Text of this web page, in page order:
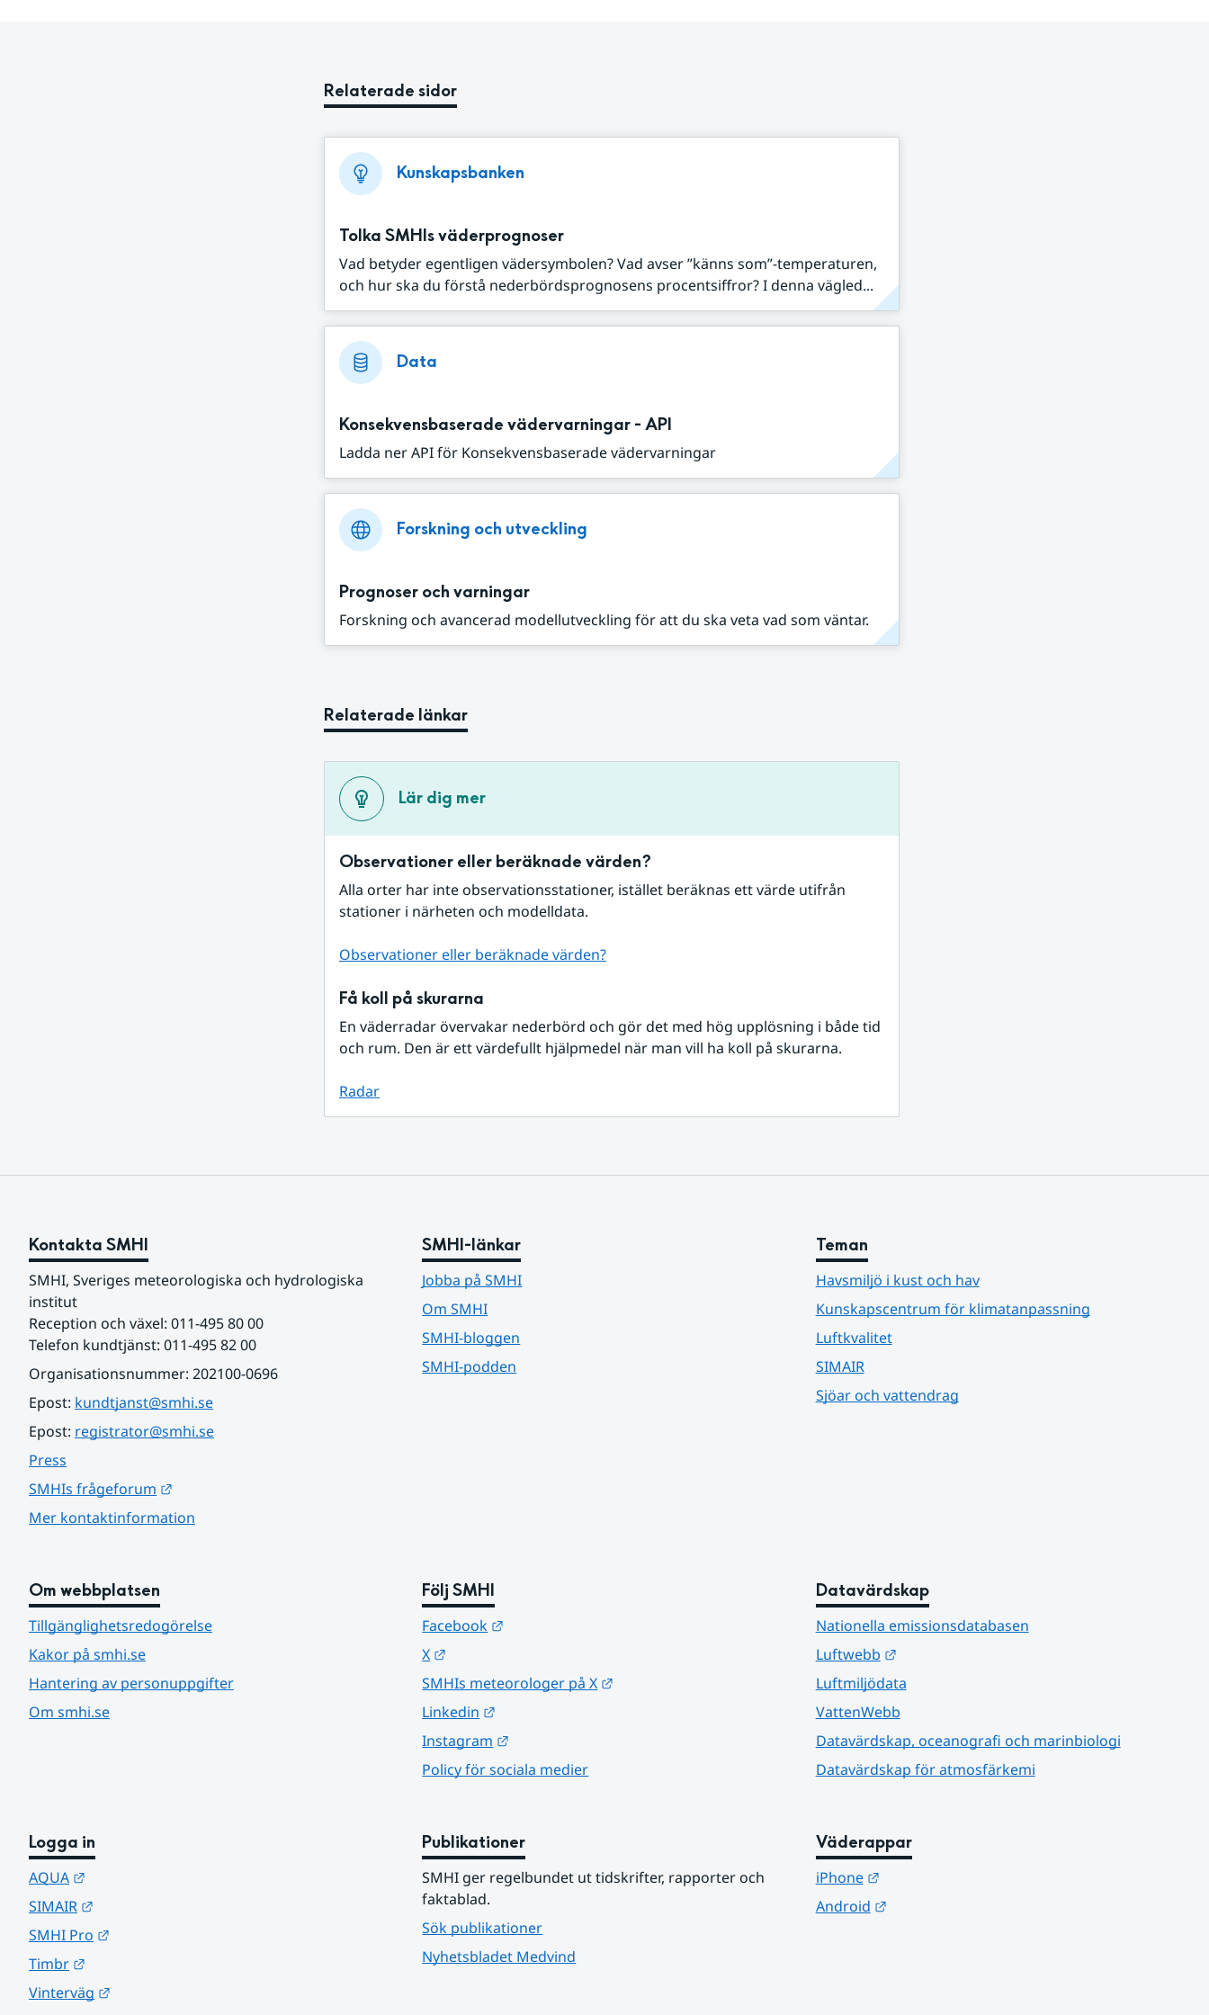
Relaterade sidor
Kunskapsbanken
Tolka SMHIs väderprognoser
Vad betyder egentligen vädersymbolen? Vad avser ”känns som”-temperaturen,
och hur ska du förstå nederbördsprognosens procentsiffror? I denna vägled...
Data
Konsekvensbaserade vädervarningar - API
Ladda ner API för Konsekvensbaserade vädervarningar
Forskning och utveckling
Prognoser och varningar
Forskning och avancerad modellutveckling för att du ska veta vad som väntar.
Relaterade länkar
Lär dig mer
Observationer eller beräknade värden?
Alla orter har inte observationsstationer, istället beräknas ett värde utifrån
stationer i närheten och modelldata.
Observationer eller beräknade värden?
Få koll på skurarna
En väderradar övervakar nederbörd och gör det med hög upplösning i både tid
och rum. Den är ett värdefullt hjälpmedel när man vill ha koll på skurarna.
Radar
Kontakta SMHI
SMHI, Sveriges meteorologiska och hydrologiska
institut
Reception och växel: 011-495 80 00
Telefon kundtjänst: 011-495 82 00
Organisationsnummer: 202100-0696
Epost: kundtjanst@smhi.se
Epost: registrator@smhi.se
Press
SMHIs frågeforum
Mer kontaktinformation
SMHI-länkar
Jobba på SMHI
Om SMHI
SMHI-bloggen
SMHI-podden
Teman
Havsmiljö i kust och hav
Kunskapscentrum för klimatanpassning
Luftkvalitet
SIMAIR
Sjöar och vattendrag
Om webbplatsen
Tillgänglighetsredogörelse
Kakor på smhi.se
Hantering av personuppgifter
Om smhi.se
Följ SMHI
Facebook
X
SMHIs meteorologer på X
Linkedin
Instagram
Policy för sociala medier
Datavärdskap
Nationella emissionsdatabasen
Luftwebb
Länk till annan webbplats.
Luftmiljödata
VattenWebb
Datavärdskap, oceanografi och marinbiologi
Datavärdskap för atmosfärkemi
Logga in
AQUA
SIMAIR
SMHI Pro
Timbr
Vinterväg
Publikationer
SMHI ger regelbundet ut tidskrifter, rapporter och
faktablad.
Sök publikationer
Nyhetsbladet Medvind
Väderappar
iPhone
Länk till annan webbplats.
Android
Länk till annan webbplats.